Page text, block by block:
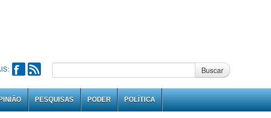
Buscar
PESQUISAS PODER POLÍTICA